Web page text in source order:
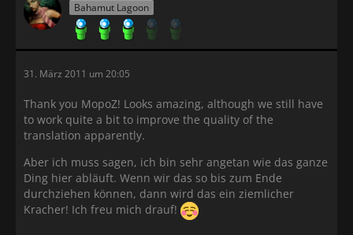
Bahamut Lagoon
31. März 2011 um 20:05
Thank you MopoZ! Looks amazing, although we still have
to work quite a bit to improve the quality of the
translation apparently.
Aber ich muss sagen, ich bin sehr angetan wie das ganze
Ding hier abläuft. Wenn wir das so bis zum Ende
durchziehen können, dann wird das ein ziemlicher
Kracher! Ich freu mich drauf!